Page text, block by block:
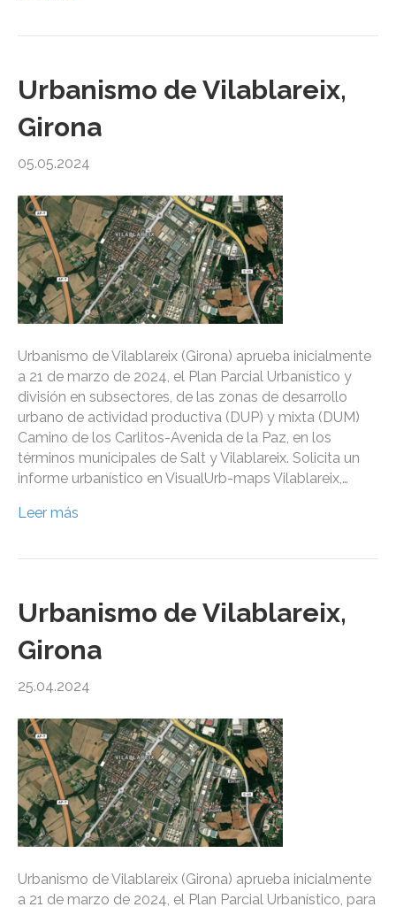
Urbanismo de Vilablareix,
Girona
05.05.2024
Urbanismo de Vilablareix (Girona) aprueba inicialmente
a 21 de marzo de 2024, el Plan Parcial Urbanístico y
división en subsectores, de las zonas de desarrollo
urbano de actividad productiva (DUP) y mixta (DUM)
Camino de los Carlitos-Avenida de la Paz, en los
términos municipales de Salt y Vilablareix. Solicita un
informe urbanístico en VisualUrb-maps Vilablareix,…
Leer más
Urbanismo de Vilablareix,
Girona
25.04.2024
Urbanismo de Vilablareix (Girona) aprueba inicialmente
a 21 de marzo de 2024, el Plan Parcial Urbanístico, para